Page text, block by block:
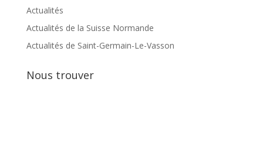
Actualités
Actualités de la Suisse Normande
Actualités de Saint-Germain-Le-Vasson
Nous trouver